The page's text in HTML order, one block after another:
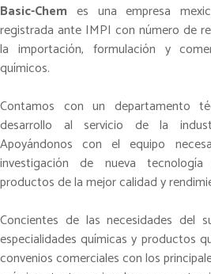
Basic-Chem es una empresa
registrada ante IMPI con número de
la importación, formulación y
químicos.
Contamos con un departamento
desarrollo al servicio de la
Apoyándonos con el equipo
investigación de nueva
productos de la mejor calidad y
Concientes de las necesidades del
especialidades químicas y productos
convenios comerciales con los